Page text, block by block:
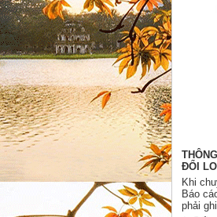
ĐỔI
Khi
Báo
phải